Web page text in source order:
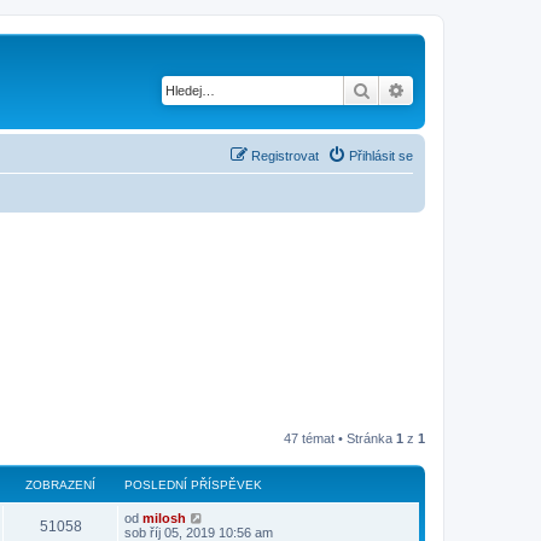
Hledat
Přihlásit se
Registrovat
47 témat • Stránka 1 z 1
ZOBRAZENÍ POSLEDNÍ PŘÍSPĚVEK
51058 od milosh
sob říj 05, 2019 10:56 am